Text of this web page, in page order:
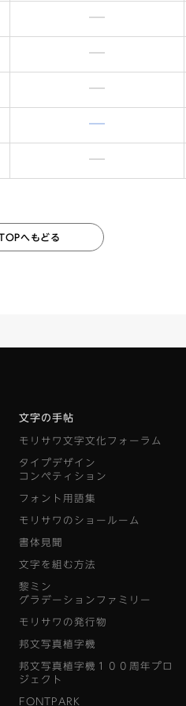
へもどる
文字の手帖
モリサワ文字文化フォーラム
タイプデザイン
コンペティション
フォント用語集
モリサワのショールーム
書体見聞
文字を組む方法
黎ミン
グラデーションファミリー
モリサワの発行物
邦文写真植字機
邦文写真植字機１００周年プロ
ジェクト
FONTPARK